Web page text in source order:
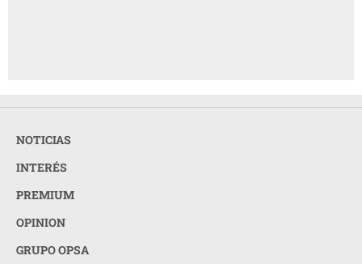
NOTICIAS
INTERÉS
PREMIUM
OPINION
GRUPO OPSA